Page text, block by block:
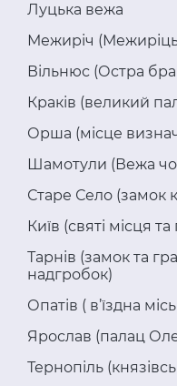
Луцька вежа
Межиріч
Вільнюс (Остра
Краків (великий
Орша (місце
Шамотули (Вежа
Старе Село (замок
Київ (святі місця
Тарнів (замок та
надгробок)
Опатів ( в’їздна
Ярослав (палац
Тернопіль